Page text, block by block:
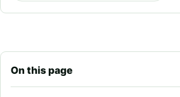
On this page